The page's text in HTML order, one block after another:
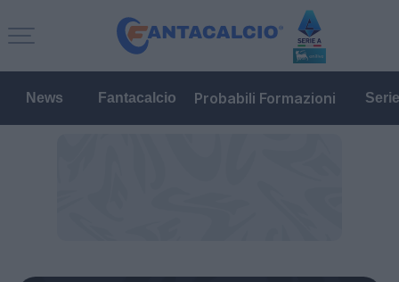
News Fantacalcio Probabili Formazioni